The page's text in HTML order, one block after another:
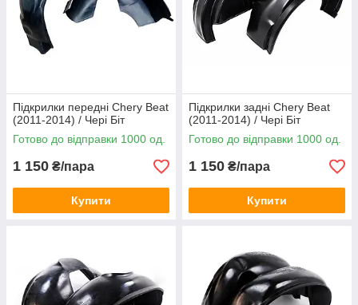
Підкрилки передні Chery Beat
(2011-2014) / Чері Біт
Готово до відправки 1000 од.
1 150 ₴/пара
Купити
Підкрилки задні Chery Beat
(2011-2014) / Чері Біт
Готово до відправки 1000 од.
1 150 ₴/пара
Купити